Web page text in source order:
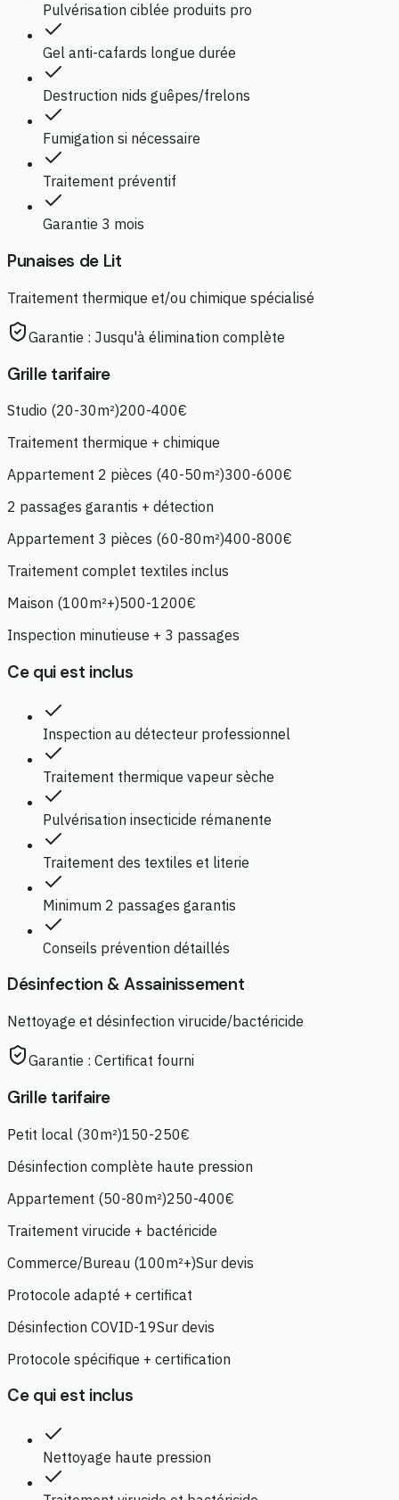
Pulvérisation ciblée produits pro
Gel anti-cafards longue durée
Destruction nids guêpes/frelons
Fumigation si nécessaire
Traitement préventif
Garantie 3 mois
Punaises de Lit
Traitement thermique et/ou chimique spécialisé
Garantie : Jusqu'à élimination complète
Grille tarifaire
Studio (20-30m²)200-400€
Traitement thermique + chimique
Appartement 2 pièces (40-50m²)300-600€
2 passages garantis + détection
Appartement 3 pièces (60-80m²)400-800€
Traitement complet textiles inclus
Maison (100m²+)500-1200€
Inspection minutieuse + 3 passages
Ce qui est inclus
Inspection au détecteur professionnel
Traitement thermique vapeur sèche
Pulvérisation insecticide rémanente
Traitement des textiles et literie
Minimum 2 passages garantis
Conseils prévention détaillés
Désinfection & Assainissement
Nettoyage et désinfection virucide/bactéricide
Garantie : Certificat fourni
Grille tarifaire
Petit local (30m²)150-250€
Désinfection complète haute pression
Appartement (50-80m²)250-400€
Traitement virucide + bactéricide
Commerce/Bureau (100m²+)Sur devis
Protocole adapté + certificat
Désinfection COVID-19Sur devis
Protocole spécifique + certification
Ce qui est inclus
Nettoyage haute pression